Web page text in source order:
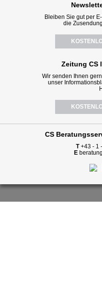
Bleiben Sie gut per
die
Zeitung CS
Wir senden Ihnen
unser
CS
T+43 - 1
E